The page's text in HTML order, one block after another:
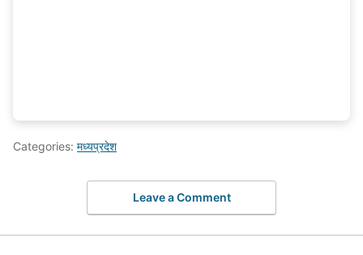
Categories: मध्यप्रदेश
Leave a Comment